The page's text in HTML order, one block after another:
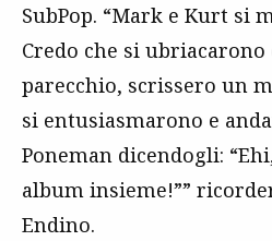
SubPop. “Mark e Kurt si
Credo che si ubriacarono
parecchio, scrissero un
si entusiasmarono e
Poneman dicendogli:
album insieme!””
Endino.